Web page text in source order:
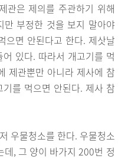
관은 제의를 주관하기 위해
부정한 것을 보지 말아야
으면 안된다고 한다. 제삿날
있다. 따라서 개고기를 먹
제관뿐만 아니라 제사에 참
를 먹으면 안된다. 제사 참
우물청소를 한다. 우물청소
, 그 양이 바가지 200번 정